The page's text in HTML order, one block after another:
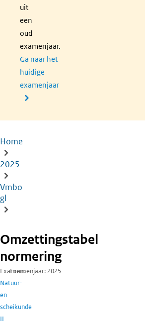
uit
een
oud
examenjaar.
Ga naar het
huidige
examenjaar
Kruimelpad
Home
2025
Vmbo
gl
Omzettingstabel
normering
Examen
Natuur-
en
scheikunde
II
Examenjaar 2025